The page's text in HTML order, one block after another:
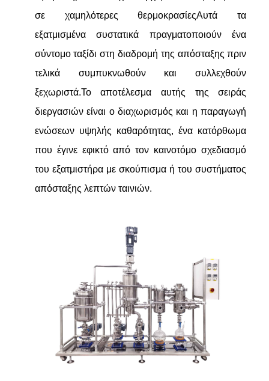
σε χαμηλότερες θερμοκρασίεςΑυτά τα
εξατμισμένα συστατικά πραγματοποιούν ένα
σύντομο ταξίδι στη διαδρομή της απόσταξης πριν
τελικά συμπυκνωθούν και συλλεχθούν
ξεχωριστά.Το αποτέλεσμα αυτής της σειράς
διεργασιών είναι ο διαχωρισμός και η παραγωγή
ενώσεων υψηλής καθαρότητας, ένα κατόρθωμα
που έγινε εφικτό από τον καινοτόμο σχεδιασμό
του εξατμιστήρα με σκούπισμα ή του συστήματος
απόσταξης λεπτών ταινιών.